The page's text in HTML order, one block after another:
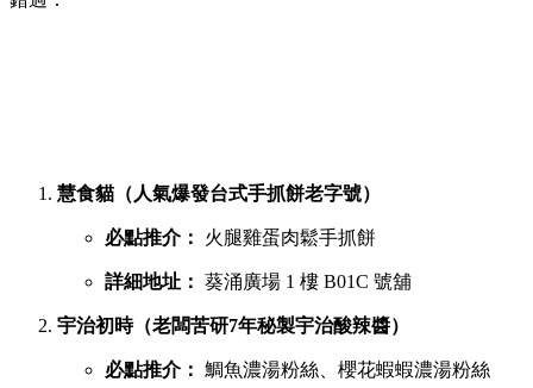
慧食貓（人氣爆發台式手抓餅老字號）
必點推介： 火腿雞蛋肉鬆手抓餅
詳細地址： 葵涌廣場 1 樓 B01C 號舖
宇治初時（老闆苦研7年秘製宇治酸辣醬）
必點推介： 鯛魚濃湯粉絲、櫻花蝦蝦濃湯粉絲